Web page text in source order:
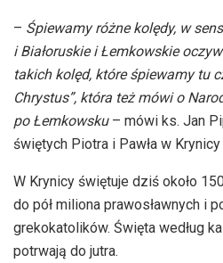
– Śpiewamy różne kolędy, w
i Białoruskie i Łemkowskie
takich kolęd, które śpiewamy tu
Chrystus”, która też mówi o
po Łemkowsku– mówi ks. Jan
świętych Piotra i Pawła w Krynicy
W Krynicy świętuje dziś około
do pół miliona prawosławnych i
grekokatolików. Święta według
potrwają do jutra.